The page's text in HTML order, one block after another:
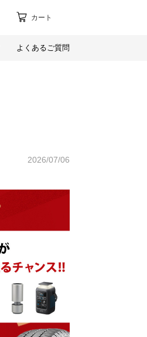
カート
よくあるご質問
2026/07/06